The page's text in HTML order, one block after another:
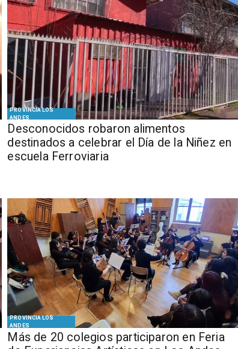
PROVINCIA LOS
ANDES
Desconocidos robaron alimentos
destinados a celebrar el Día de la Niñez en
escuela Ferroviaria
PROVINCIA LOS
ANDES
Más de 20 colegios participaron en Feria